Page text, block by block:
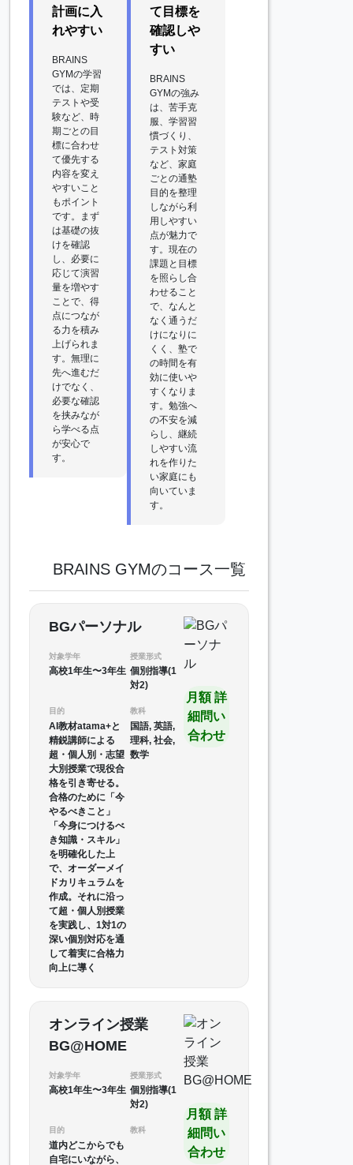
計画に入
れやすい
BRAINS
GYMの学習
では、定期
テストや受
験など、時
期ごとの目
標に合わせ
て優先する
内容を変え
やすいこと
もポイント
です。まず
は基礎の抜
けを確認
し、必要に
応じて演習
量を増やす
ことで、得
点につなが
る力を積み
上げられま
す。無理に
先へ進むだ
けでなく、
必要な確認
を挟みなが
ら学べる点
が安心で
す。
て目標を
確認しや
すい
BRAINS
GYMの強み
は、苦手克
服、学習習
慣づくり、
テスト対策
など、家庭
ごとの通塾
目的を整理
しながら利
用しやすい
点が魅力で
す。現在の
課題と目標
を照らし合
わせること
で、なんと
なく通うだ
けになりに
くく、塾で
の時間を有
効に使いや
すくなりま
す。勉強へ
の不安を減
らし、継続
しやすい流
れを作りた
い家庭にも
向いていま
す。
BRAINS GYMのコース一覧
BGパーソナル
対象学年
高校1年生〜3年生
授業形式
個別指導(1
対2)
目的
AI教材atama+と
精鋭講師による
超・個人別・志望
大別授業で現役合
格を引き寄せる。
合格のために「今
やるべきこと」
「今身につけるべ
き知識・スキル」
を明確化した上
で、オーダーメイ
ドカリキュラムを
作成。それに沿っ
て超・個人別授業
を実践し、1対1の
深い個別対応を通
して着実に合格力
向上に導く
教科
国語, 英語,
理科, 社会,
数学
月額 詳
細問い
合わせ
オンライン授業
BG@HOME
対象学年
高校1年生〜3年生
授業形式
個別指導(1
対2)
目的
道内どこからでも
自宅にいながら、
教科
月額 詳
細問い
合わせ